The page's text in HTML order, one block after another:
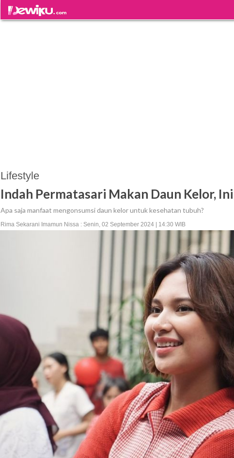
Lifestyle
Indah Permatasari Makan Daun Kelor,
Apa saja manfaat mengonsumsi daun kelor untuk kesehatan tubuh?
Rima Sekarani Imamun Nissa : Senin, 02 September 2024 | 14:30 WIB